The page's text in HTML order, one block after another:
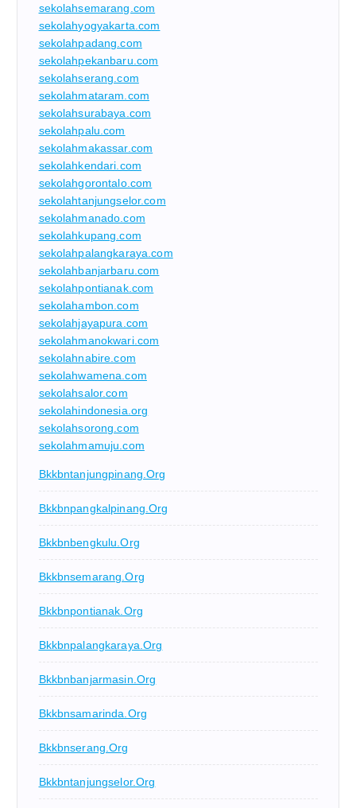
sekolahsemarang.com
sekolahyogyakarta.com
sekolahpadang.com
sekolahpekanbaru.com
sekolahserang.com
sekolahmataram.com
sekolahsurabaya.com
sekolahpalu.com
sekolahmakassar.com
sekolahkendari.com
sekolahgorontalo.com
sekolahtanjungselor.com
sekolahmanado.com
sekolahkupang.com
sekolahpalangkaraya.com
sekolahbanjarbaru.com
sekolahpontianak.com
sekolahambon.com
sekolahjayapura.com
sekolahmanokwari.com
sekolahnabire.com
sekolahwamena.com
sekolahsalor.com
sekolahindonesia.org
sekolahsorong.com
sekolahmamuju.com
Bkkbntanjungpinang.org
Bkkbnpangkalpinang.org
Bkkbnbengkulu.org
Bkkbnsemarang.org
Bkkbnpontianak.org
Bkkbnpalangkaraya.org
Bkkbnbanjarmasin.org
Bkkbnsamarinda.org
Bkkbnserang.org
Bkkbntanjungselor.org